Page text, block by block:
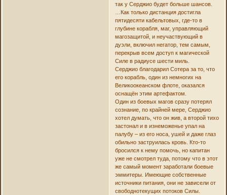
так у Серджио будет больше шансов.
…Как только дистанция достигла
пятидесяти кабельтовых, где-то в
глубине корабля, маг, управляющий
магозащитой, и неучаствующий в
дуэли, включил негатор, тем самым,
перекрыв всем доступ к магической
Силе в радиусе шести миль.
Серджио благодарил Сотера за то, что
его корабль, один из немногих на
Великоокеанском флоте, оказался
оснащён этим артефактом.
Один из боевых магов сразу потерял
сознание, по крайней мере, Серджио
хотел думать, что он жив, а второй тихо
застонал и в изнеможенье упал на
палубу – из его носа, ушей и даже глаз
обильно заструилась кровь. Кто-то
бросился к нему помочь, но капитан
уже не смотрел туда, потому что в этот
же самый момент заработали боевые
эммитеры. Имеющие собственные
источники питания, они не зависели от
свободнотекущих потоков Силы.